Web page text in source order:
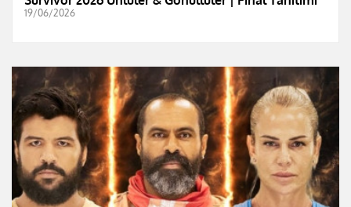
19/06/2026